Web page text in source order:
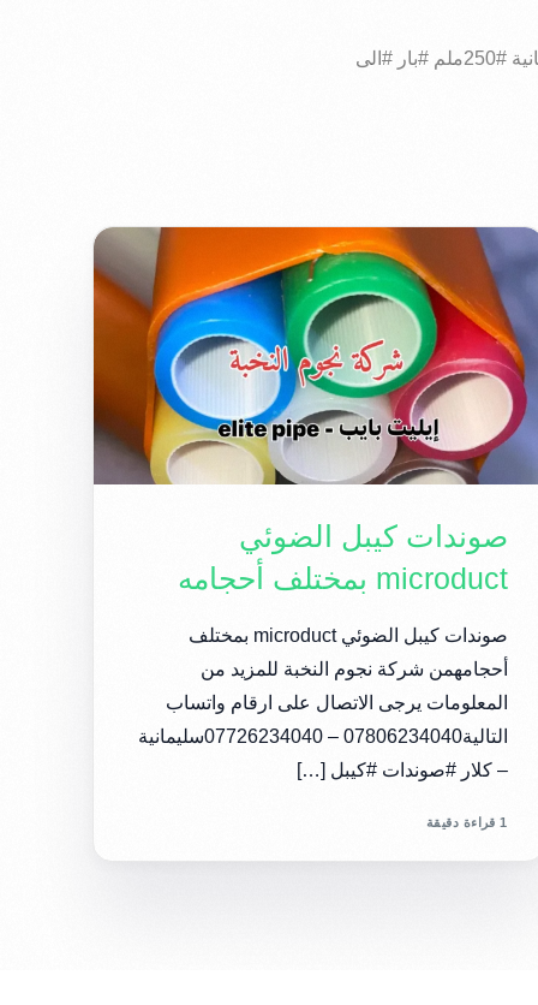
#اليوم #١٣٤٢٠٢٢ #تم #ارسال #شاحنة #انابيب #بولي #اثيلين #ثلاث #طبقات #المواصفات #الالمانية #250ملم #بار #الى
صوندات كيبل الضوئي
microduct بمختلف أحجامه
صوندات كيبل الضوئي microduct بمختلف
أحجامهمن شركة نجوم النخبة للمزيد من
المعلومات يرجى الاتصال على ارقام واتساب
التالية07806234040 – 07726234040سليمانية
– كلار #صوندات #كيبل […]
1 قراءة دقيقة